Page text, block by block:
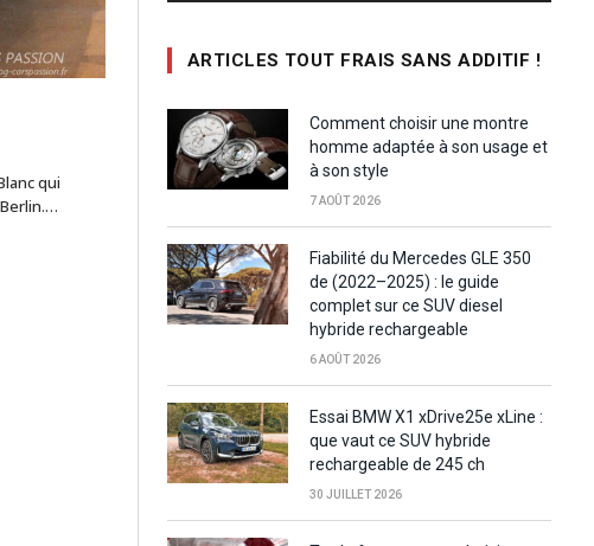
qui
ARTICLES TOUT FRAIS SANS ADDITIF !
Comment choisir une montre
homme adaptée à son usage et
à son style
7 AOÛT 2026
Fiabilité du Mercedes GLE 350
de (2022–2025) : le guide
complet sur ce SUV diesel
hybride rechargeable
6 AOÛT 2026
Essai BMW X1 xDrive25e xLine :
que vaut ce SUV hybride
rechargeable de 245 ch
30 JUILLET 2026